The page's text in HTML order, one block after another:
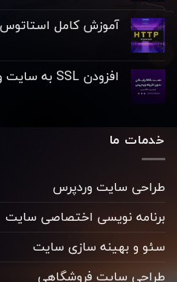
آموزش کامل
افزودن SSL به سایت وردپرسی بدون افزونه
خدمات ما
طراحی سایت وردپرس
برنامه نویسی اختصاصی سایت
سئو و بهینه سازی سایت
طراحی سایت فروشگاهی